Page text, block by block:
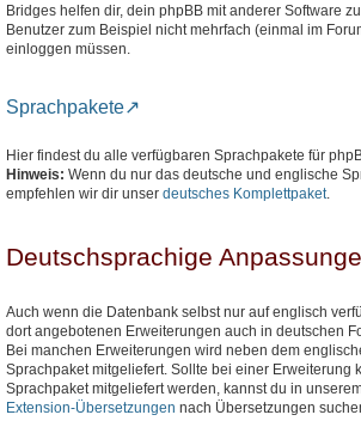
Bridges helfen dir, dein phpBB mit anderer Software
Benutzer zum Beispiel nicht mehrfach (einmal im
einloggen müssen.
Sprachpakete
Hier findest du alle verfügbaren Sprachpakete für
Hinweis: Wenn du nur das deutsche und englische
empfehlen wir dir unser deutsches Komplettpaket.
Deutschsprachige
Auch wenn die Datenbank selbst nur auf englisch
dort angebotenen Erweiterungen auch in deutschen
Bei manchen Erweiterungen wird neben dem
Sprachpaket mitgeliefert. Sollte bei einer Erweiterung
Sprachpaket mitgeliefert werden, kannst du in
Extension-Übersetzungen nach Übersetzungen